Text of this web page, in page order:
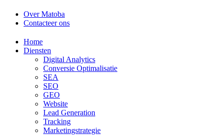
Over Matoba
Contacteer ons
Home
Diensten
Digital Analytics
Conversie Optimalisatie
SEA
SEO
GEO
Website
Lead Generation
Tracking
Marketingstrategie